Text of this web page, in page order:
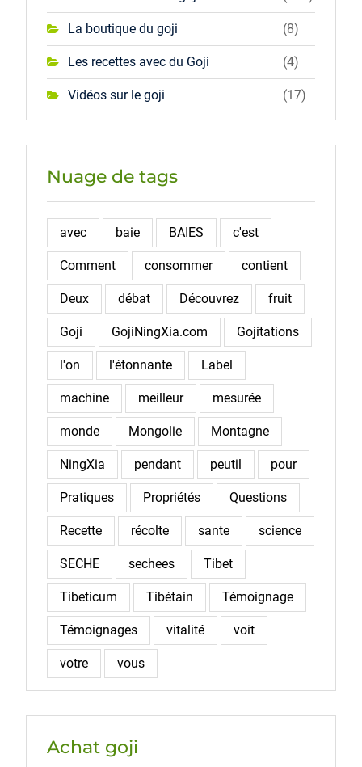
La boutique du goji (8)
Les recettes avec du Goji (4)
Vidéos sur le goji (17)
Nuage de tags
avec baie BAIES c'est
Comment consommer contient
Deux débat Découvrez fruit
Goji GojiNingXia.com Gojitations
l'on l'étonnante Label
machine meilleur mesurée
monde Mongolie Montagne
NingXia pendant peutil pour
Pratiques Propriétés Questions
Recette récolte sante science
SECHE sechees Tibet
Tibeticum Tibétain Témoignage
Témoignages vitalité voit
votre vous
Achat goji